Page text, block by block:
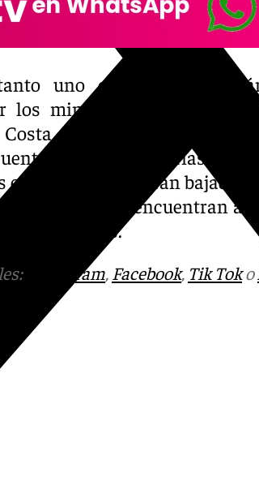
uno como otro
los minutos que no han
del Sol. Ambos,
con trayectorias
filiales y una gran bajada de
se encuentran
sus valías.
Instagram, Facebook, Tik Toko